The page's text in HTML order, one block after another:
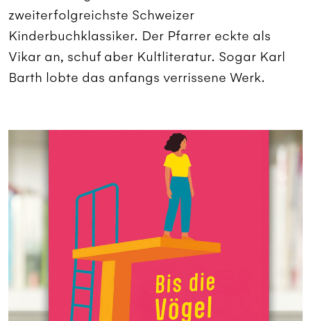
zweiterfolgreichste Schweizer
Kinderbuchklassiker. Der Pfarrer eckte als
Vikar an, schuf aber Kultliteratur. Sogar Karl
Barth lobte das anfangs verrissene Werk.